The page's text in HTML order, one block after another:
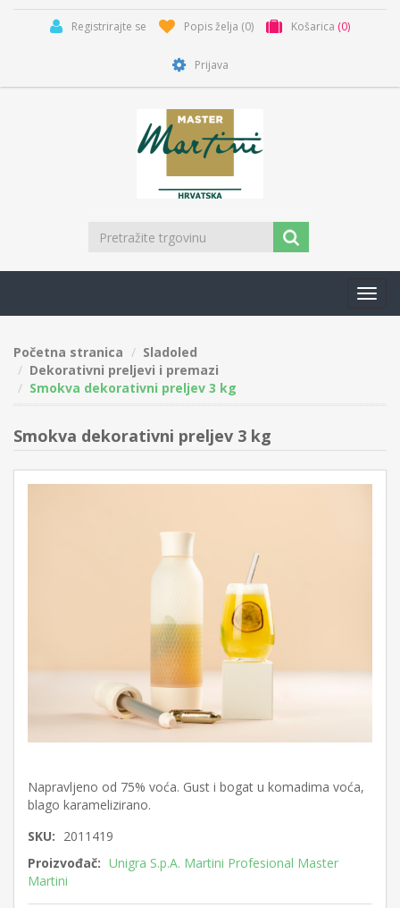
Registrirajte se Popis želja (0) Košarica (0)
Prijava
Početna stranica
Sladoled
Dekorativni preljevi i premazi
Smokva dekorativni preljev 3 kg
Smokva dekorativni preljev 3 kg
Napravljeno od 75% voća. Gust i bogat u komadima voća,
blago karamelizirano.
SKU: 2011419
Proizvođač: Unigra S.p.A. Martini Profesional Master
Martini